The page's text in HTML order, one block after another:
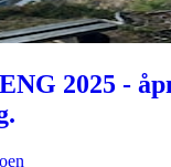
2025 -